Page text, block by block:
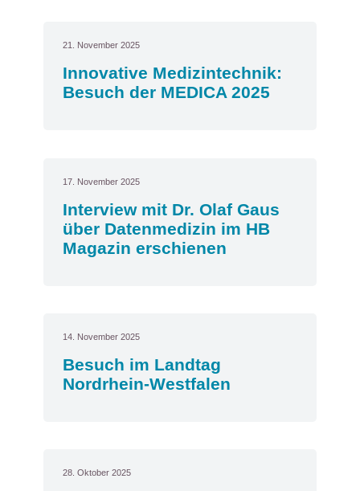
21. November 2025
Innovative Medizintechnik:
Besuch der MEDICA 2025
17. November 2025
Interview mit Dr. Olaf Gaus
über Datenmedizin im HB
Magazin erschienen
14. November 2025
Besuch im Landtag
Nordrhein-Westfalen
28. Oktober 2025